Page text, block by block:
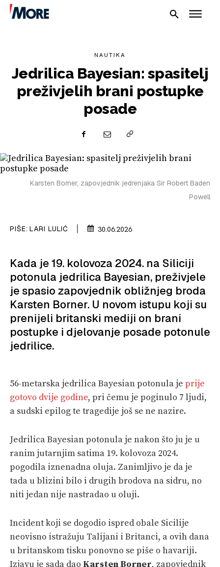
PLOVILA
VELIKE PRIČE
PRETPLATA
SHOP
NAUTIKA
Jedrilica Bayesian: spasitelj
preživjelih brani postupke
posade
Karsten Borner, zapovjednik jedrenjaka Sir Robert Baden
Powell
PIŠE: LARI LULIĆ 30.06.2026
Kada je 19. kolovoza 2024. na Siliciji
potonula jedrilica Bayesian, preživjele
je spasio zapovjednik obližnjeg broda
Karsten Borner. U novom istupu koji su
prenijeli britanski mediji on brani
postupke i djelovanje posade potonule
jedrilice.
56-metarska jedrilica Bayesian potonula je prije
gotovo dvije godine, pri čemu je poginulo 7 ljudi,
a sudski epilog te tragedije još se ne nazire.
Jedrilica Bayesian potonula je nakon što ju je u
ranim jutarnjim satima 19. kolovoza 2024.
pogodila iznenadna oluja. Zanimljivo je da je
tada u blizini bilo i drugih brodova na sidru, no
niti jedan nije nastradao u oluji.
Incident koji se dogodio ispred obale Sicilije
neovisno istražuju Talijani i Britanci, a ovih dana
u britanskom tisku ponovno se piše o havariji.
Izjavu je sada dao Karsten Borner, zapovjednik